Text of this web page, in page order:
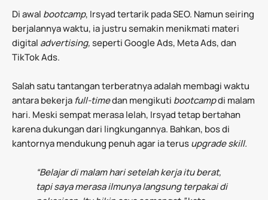
Di awal bootcamp, Irsyad tertarik pada SEO. Namun seiring
berjalannya waktu, ia justru semakin menikmati materi
digital advertising,seperti Google Ads, Meta Ads, dan
TikTok Ads.
Salah satu tantangan terberatnya adalah membagi waktu
antara bekerja full-timedan mengikuti bootcampdi malam
hari. Meski sempat merasa lelah, Irsyad tetap bertahan
karena dukungan dari lingkungannya. Bahkan, bos di
kantornya mendukung penuh agar ia terusupgrade skill.
“Belajar di malam hari setelah kerja itu berat,
tapi saya merasa ilmunya langsung terpakai di